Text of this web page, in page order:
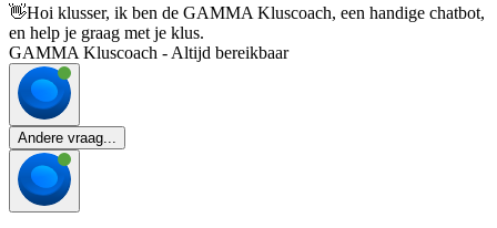
👋Hoi klusser, ik ben de GAMMA Kluscoach, een handige chatbot,
en help je graag met je klus.
GAMMA Kluscoach - Altijd bereikbaar
Andere vraag...